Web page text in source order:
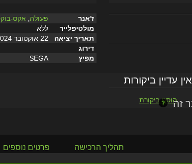
ז'אנר פעולה
אקס-
מולטיפלייר
ללא
תאריך יציאה
22 אוקטובר 2024
דירוג
מפיץ
SEGA
אין עדיין ביקורות
הוסף ביקורת
פרטים נוספים תהליך הרכישה